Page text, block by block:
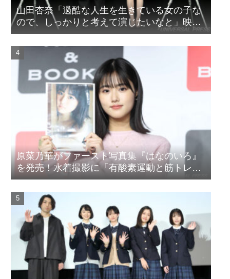
山田杏奈「過酷な人生を生きている女の子な
ので、しっかりと考えて演じたいなと」映画
『山女』東京国際映画祭Q&A
原菜乃華がファースト写真集『はなのいろ』
を発売！水着撮影に「有酸素運動と筋トレを
頑張りました」